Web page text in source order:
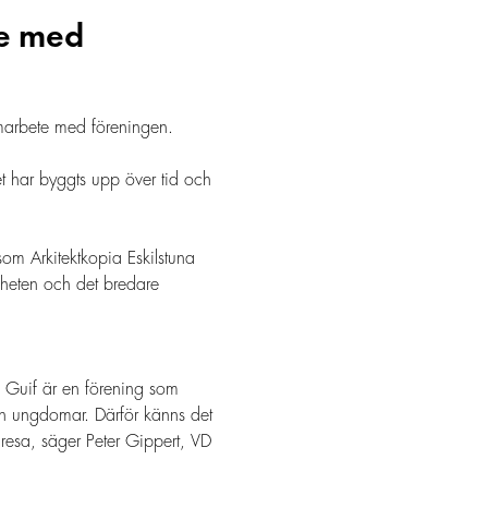
med
med föreningen.
har byggts upp över tid och
Arkitektkopia Eskilstuna
och det bredare
Guif är en förening som
ungdomar. Därför känns det
säger Peter Gippert, VD